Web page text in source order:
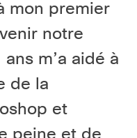
mon premier
notre
m’a aidé à
de la
et
peine et de